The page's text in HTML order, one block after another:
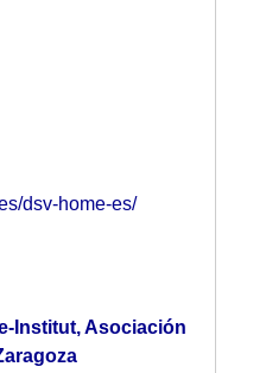
dsv-home-es/
Institut, Asociación